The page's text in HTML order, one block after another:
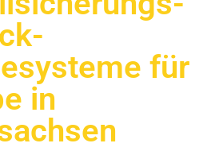
für
in